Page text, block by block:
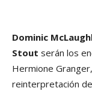
Dominic
Stout serán los
Hermione
reinterpretación